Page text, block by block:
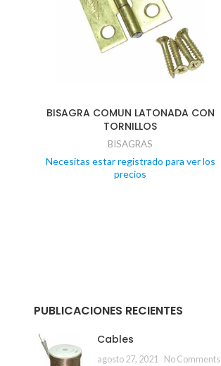
BISAGRA COMUN LATONADA CON
TORNILLOS
BISAGRAS
Necesitas estar registrado para ver los
precios
PUBLICACIONES RECIENTES
Cables
agosto 27, 2021 No Comments